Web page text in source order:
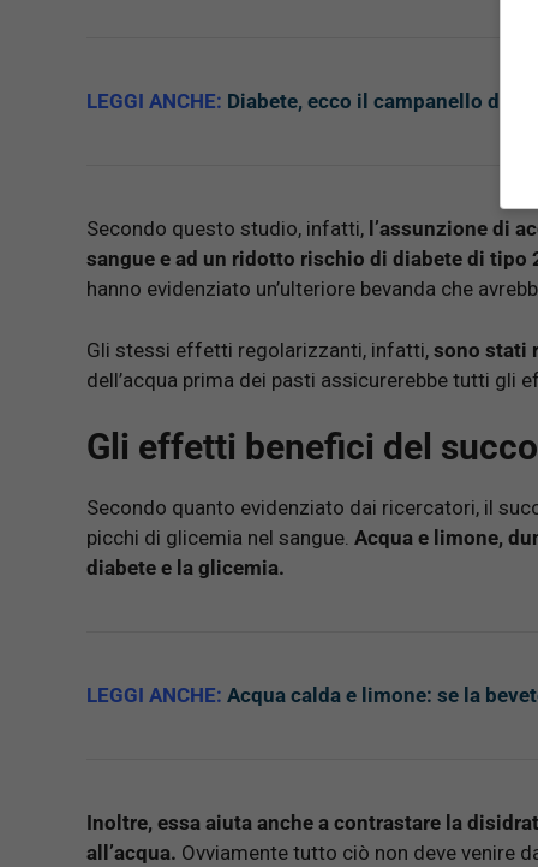
LEGGI ANCHE: Diabete, ecco il campanello di
Secondo questo studio, infatti, l’assunzione di
sangue e ad un ridotto rischio di diabete di tipo
hanno evidenziato un’ulteriore bevanda che
Gli stessi effetti regolarizzanti, infatti, sono stati
dell’acqua prima dei pasti assicurerebbe tutti gli
Gli effetti benefici del
Secondo quanto evidenziato dai ricercatori, il
picchi di glicemia nel sangue. Acqua e limone,
diabete e la glicemia.
LEGGI ANCHE: Acqua calda e limone: se la
Inoltre, essa aiuta anche a contrastare la
all’acqua. Ovviamente tutto ciò non deve venire